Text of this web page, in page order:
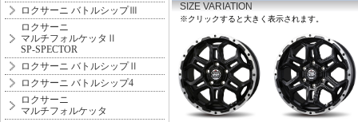
ロクサーニ バトルシップⅢ
ロクサーニ
マルチフォルケッタⅡ
SP-SPECTOR
ロクサーニ バトルシップⅡ
ロクサーニ バトルシップ4
ロクサーニ
マルチフォルケッタ
SIZE VARIATION
※クリックすると大きく表示されます。